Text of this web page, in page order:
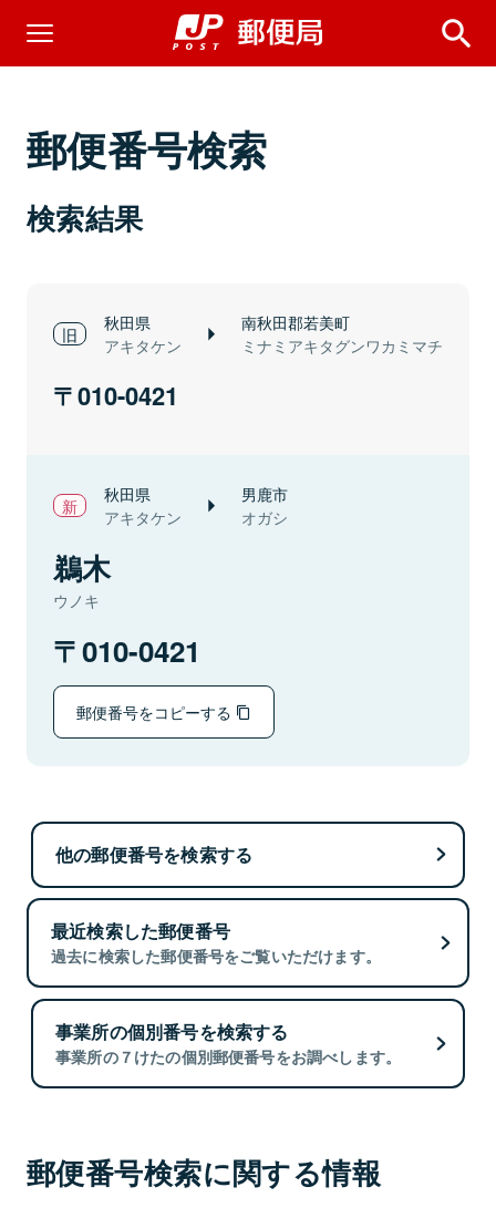
郵便番号検索
検索結果
秋田県
アキタケン
南秋田郡若美町
ミナミアキタグンワカミマチ
010-0421
秋田県
アキタケン
男鹿市
オガシ
鵜木
ウノキ
010-0421
郵便番号をコピーする
他の郵便番号を検索する
最近検索した郵便番号
過去に検索した郵便番号をご覧いただけます。
事業所の個別番号を検索する
事業所の７けたの個別郵便番号をお調べします。
郵便番号検索に関する情報